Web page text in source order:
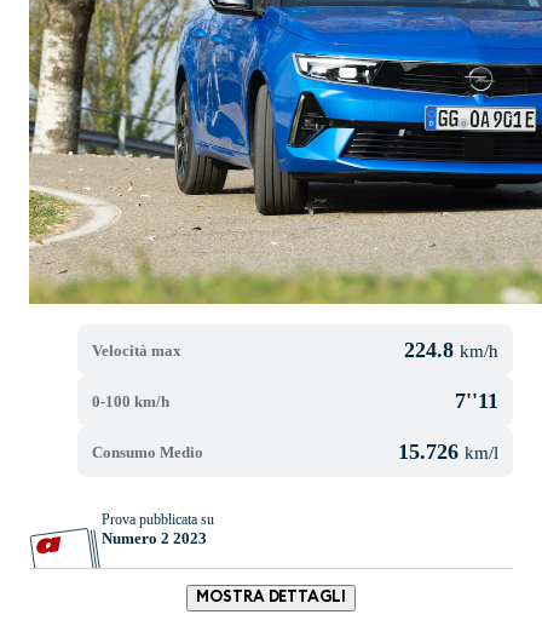
Velocità max 224.8 km/h
0-100 km/h 7''11
Consumo Medio 15.726 km/l
Prova pubblicata su
Numero 2 2023
MOSTRA DETTAGLI